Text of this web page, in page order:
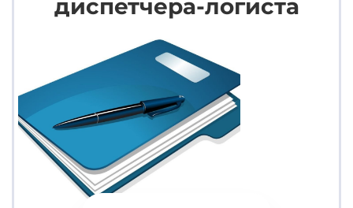
диспетчера-логиста